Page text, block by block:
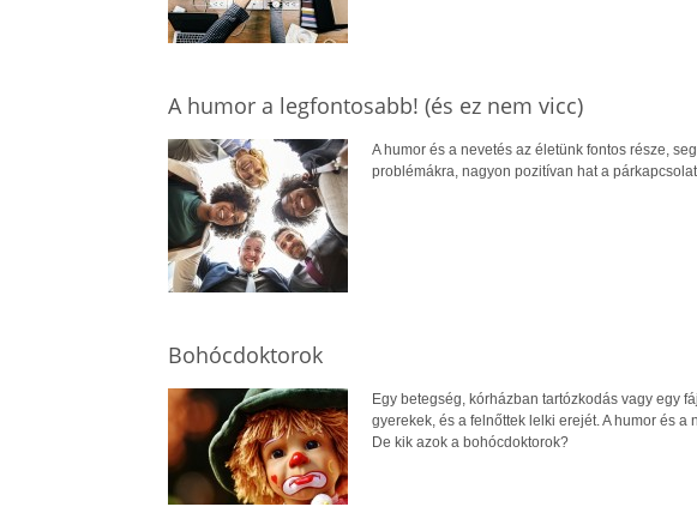
A humor a legfontosabb! (és ez nem vicc)
A humor és a nevetés az életünk fontos része,
problémákra, nagyon pozitívan hat a
Bohócdoktorok
Egy betegség, kórházban tartózkodás vagy egy
gyerekek, és a felnőttek lelki erejét. A humor és
De kik azok a bohócdoktorok?